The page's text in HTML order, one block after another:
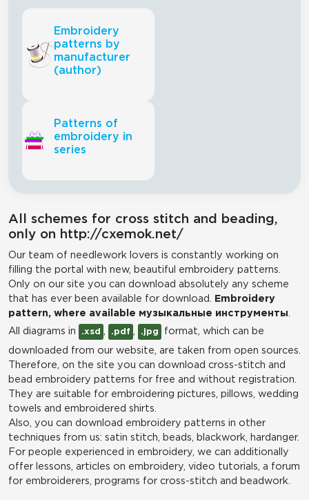
Embroidery
patterns by
manufacturer
(author)
Patterns of
embroidery in
series
All schemes for cross stitch and beading,
only on http://cxemok.net/
Our team of needlework lovers is constantly working on
filling the portal with new, beautiful embroidery patterns.
Only on our site you can download absolutely any scheme
that has ever been available for download.
Embroidery
pattern, where available музыкальные инструменты
All diagrams in
.xsd .pdf .jpg format, which can be
downloaded from our website, are taken from open sources.
Therefore, on the site you can download cross-stitch and
bead embroidery patterns for free and without registration.
They are suitable for embroidering pictures, pillows, wedding
towels and embroidered shirts.
Also, you can download embroidery patterns in other
techniques from us: satin stitch, beads, blackwork, hardanger.
For people experienced in embroidery, we can additionally
offer lessons, articles on embroidery, video tutorials, a forum
for embroiderers, programs for cross-stitch and beadwork.